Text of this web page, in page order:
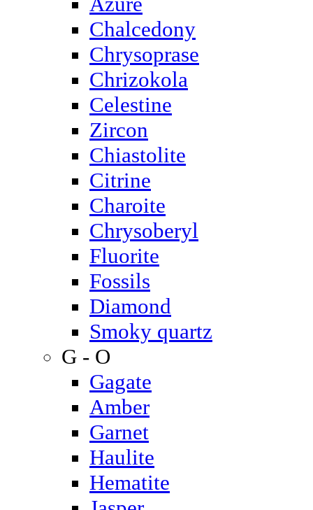
Chalcedony
Chrysoprase
Chrizokola
Celestine
Zircon
Chiastolite
Citrine
Charoite
Chrysoberyl
Fluorite
Fossils
Diamond
Smoky quartz
G - O
Gagate
Amber
Garnet
Haulite
Hematite